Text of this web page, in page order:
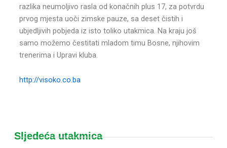
razlika neumoljivo rasla od konačnih plus 17, za potvrdu
prvog mjesta uoči zimske pauze, sa deset čistih i
ubjedljivih pobjeda iz isto toliko utakmica. Na kraju još
samo možemo čestitati mladom timu Bosne, njihovim
trenerima i Upravi kluba.
http://visoko.co.ba
Sljedeća utakmica